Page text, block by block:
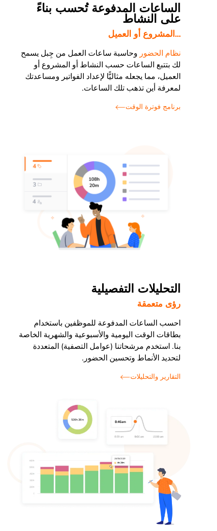
الساعات المدفوعة تُحسب بناءً
على النشاط
...المشروع أو العميل
نظام الحضور وحاسبة ساعات العمل من جِبل يسمح
لك بتتبع الساعات حسب النشاط أو المشروع أو
العميل، مما يجعله مثاليًّا لإعداد الفواتير ومساعدتك
لمعرفة أين تذهب تلك الساعات.
برنامج فوترة الوقت
التحليلات التفصيلية
رؤى متعمقة
احسب الساعات المدفوعة للموظفين باستخدام
بطاقات الوقت اليومية والأسبوعية والشهرية الخاصة
بنا. استخدم مرشحاتنا (عوامل التصفية) المتعددة
لتحديد الأنماط وتحسين الحضور.
التقارير والتحليلات